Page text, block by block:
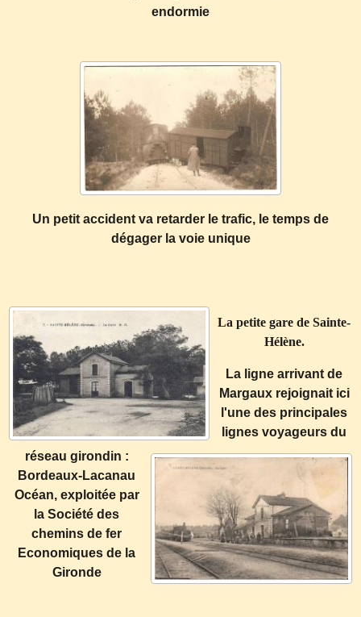
endormie
Un petit accident va retarder le trafic, le temps de
dégager la voie unique
La petite gare de Sainte-
Hélène.
La ligne arrivant de
Margaux rejoignait ici
l'une des principales
lignes voyageurs du
réseau girondin :
Bordeaux-Lacanau
Océan, exploitée par
la Société des
chemins de fer
Economiques de la
Gironde